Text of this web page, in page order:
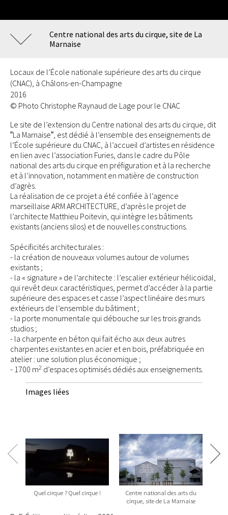
Centre national des arts du cirque, site de La
Marnaise
Locaux de l’École nationale supérieure des arts du cirque
(CNAC), à Châlons-en-Champagne
2016
© Photo Christophe Raynaud de Lage pour le CNAC
Le site de l’extension du Centre national des arts du cirque, dit
‟La Marnaiseˮ, est dédié à l’ensemble des enseignements de
l’École supérieure du CNAC, à l’accueil d’artistes en résidence
en lien avec l’association Furies, dans le cadre du Pôle
national des arts du cirque en préfiguration et à la recherche
et à l’innovation, notamment en matière de construction
d’agrès.
La réalisation de ce projet a été confiée à l’agence
marseillaise ARM ARCHITECTURE, d’après le projet de
l’architecte Matthieu Poitevin, qui intègre les bâtiments
existants (anciens silos) et de nouvelles constructions.
Spécificités architecturales :
- la création de nouveaux volumes autour de volumes
existants ;
- la « signature » de l’architecte : l’escalier extérieur hélicoïdal,
qui revêt deux caractéristiques, permet d’accéder à la partie
supérieure des espaces et casse l’aspect linéaire des murs
extérieurs de l’ensemble du bâtiment ;
- la porte monumentale qui débouche sur les trois grands
studios ;
- la charpente en béton qui fait écho aux deux autres
charpentes existantes en acier et en bois, préfabriquée en
atelier : une solution plus économique ;
- 1700 m2 d’espaces optimisés dédiés aux enseignements.
Images liées
Quel cirque ? Quel cirque !
Centre national des arts du
cirque, site de La Marnaise